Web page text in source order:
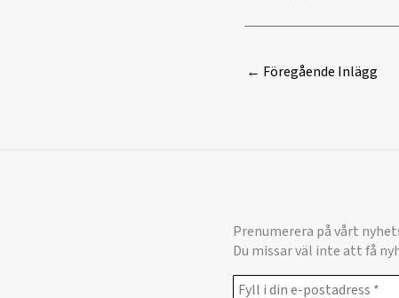
← Föregående Inlägg
Prenumerera på vårt
Du missar väl inte att få